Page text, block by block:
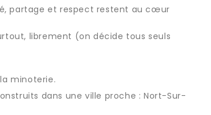
partage et respect restent au cœur
librement (on décide tous seuls
minoterie.
dans une ville proche : Nort-Sur-